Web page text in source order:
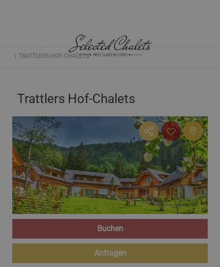
CHALETS ÖSTERREICH
KÄRNTEN
TRATTLERS HOF-CHALETS
Trattlers Hof-Chalets
Buchen
Anfragen